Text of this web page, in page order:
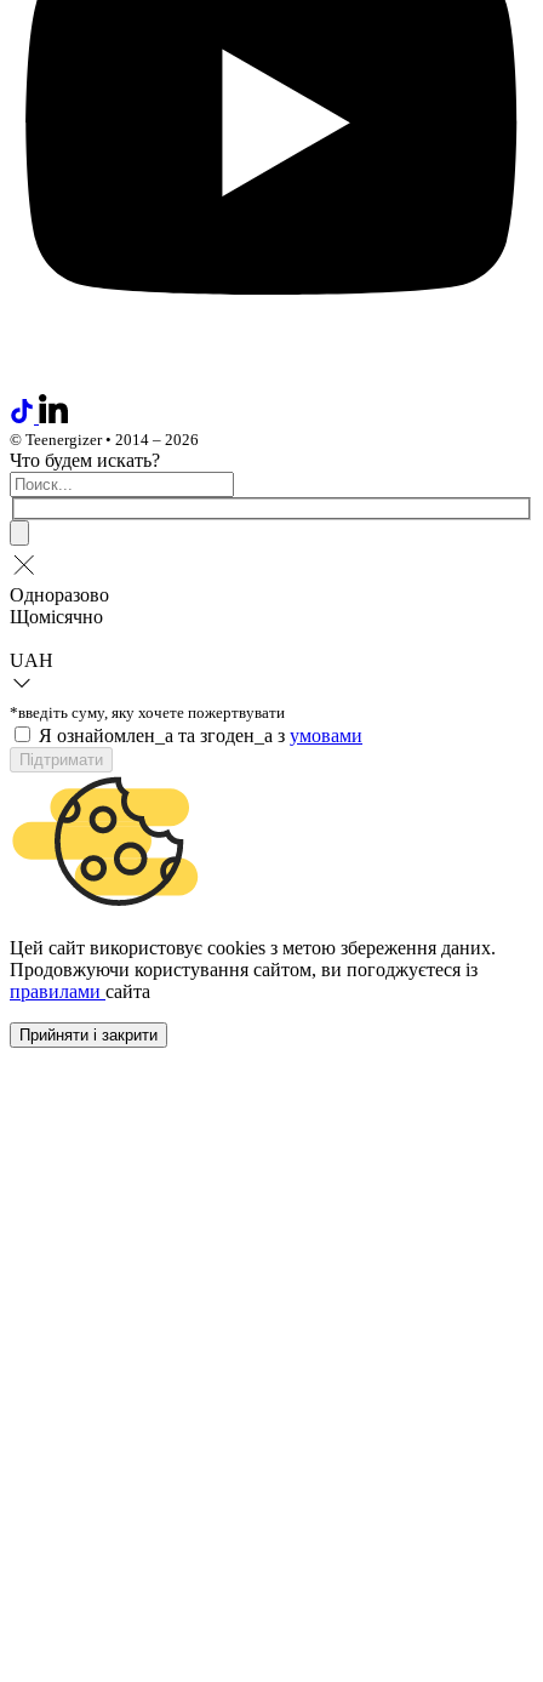
© Teenergizer • 2014 – 2026
Что будем искать?
Одноразово
Щомісячно
UAH
*введіть суму, яку хочете пожертвувати
Я ознайомлен_а та згоден_а з умовами
Підтримати
Цей сайт використовує cookies з метою збереження даних.
Продовжуючи користування сайтом, ви погоджуєтеся із
правилами сайта
Прийняти і закрити